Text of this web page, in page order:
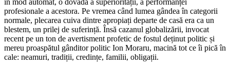
profesionale a acestora. Pe vremea când lumea gândea în categorii
normale, plecarea cuiva dintre apropiați departe de casă era ca un
blestem, un prilej de suferință. Însă cazanul globalizării, invocat
recent pe un ton de avertisment profetic de fostul deținut politic și
mereu proaspătul gânditor politic Ion Moraru, macină tot ce îi pică în
cale: neamuri, tradiții, credințe, familii, obligații.